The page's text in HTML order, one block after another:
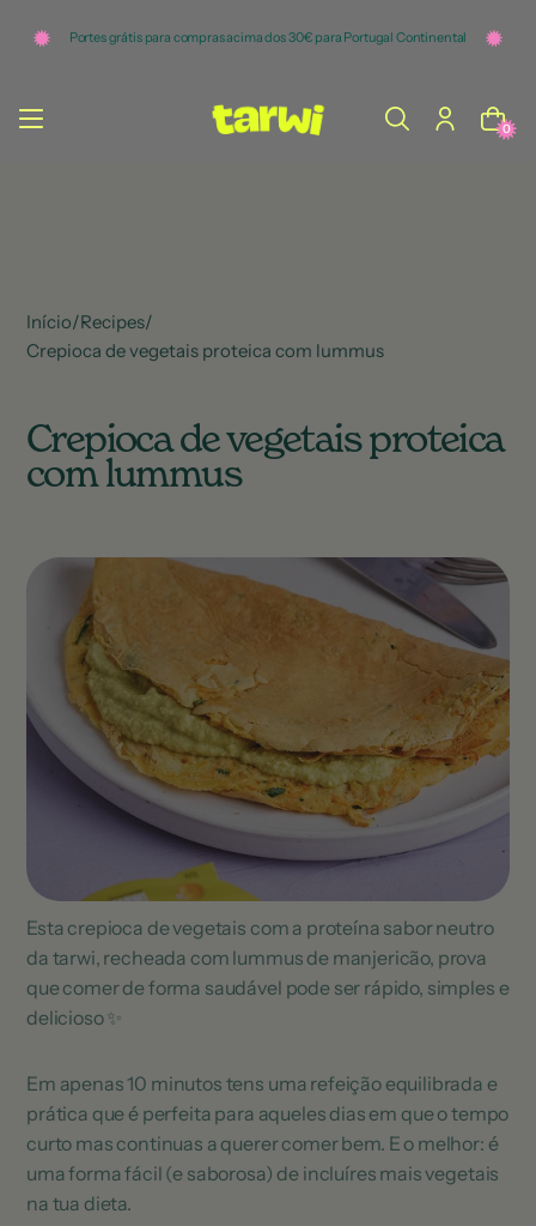
Portes grátis para compras acima dos 30€ para Portugal Continental
0
Início/Recipes/
Crepioca de vegetais proteica com lummus
Crepioca de vegetais proteica
com lummus
Esta crepioca de vegetais com a proteína sabor neutro
da tarwi, recheada com lummus de manjericão, prova
que comer de forma saudável pode ser rápido, simples e
delicioso ✨
Em apenas 10 minutos tens uma refeição equilibrada e
prática que é perfeita para aqueles dias em que o tempo
curto mas continuas a querer comer bem. E o melhor: é
uma forma fácil (e saborosa) de incluíres mais vegetais
na tua dieta.